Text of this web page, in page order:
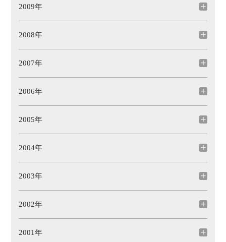
2009年
2008年
2007年
2006年
2005年
2004年
2003年
2002年
2001年